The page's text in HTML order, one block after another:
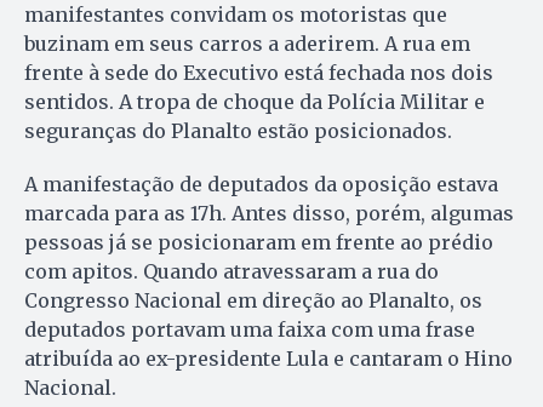
manifestantes convidam os motoristas que
buzinam em seus carros a aderirem. A rua em
frente à sede do Executivo está fechada nos dois
sentidos. A tropa de choque da Polícia Militar e
seguranças do Planalto estão posicionados.
A manifestação de deputados da oposição estava
marcada para as 17h. Antes disso, porém, algumas
pessoas já se posicionaram em frente ao prédio
com apitos. Quando atravessaram a rua do
Congresso Nacional em direção ao Planalto, os
deputados portavam uma faixa com uma frase
atribuída ao ex-presidente Lula e cantaram o Hino
Nacional.